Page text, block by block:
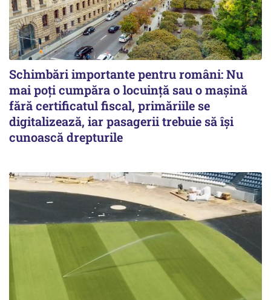
Schimbări importante pentru români: Nu
mai poți cumpăra o locuință sau o mașină
fără certificatul fiscal, primăriile se
digitalizează, iar pasagerii trebuie să își
cunoască drepturile